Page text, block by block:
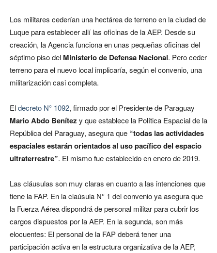
Los militares cederían una hectárea de terreno en la ciudad de
Luque para establecer allí las oficinas de la AEP. Desde su
creación, la Agencia funciona en unas pequeñas oficinas del
séptimo piso del Ministerio de Defensa Nacional. Pero ceder
terreno para el nuevo local implicaría, según el convenio, una
militarización casi completa.
Eldecreto N° 1092, firmado por el Presidente de Paraguay
Mario Abdo Benítez y que establece la Política Espacial de la
República del Paraguay, asegura que “todas las actividades
espaciales estarán orientados al uso pacífico del espacio
ultraterrestre”. El mismo fue establecido en enero de 2019.
Las cláusulas son muy claras en cuanto a las intenciones que
tiene la FAP. En la claúsula N° 1 del convenio ya asegura que
la Fuerza Aérea dispondrá de personal militar para cubrir los
cargos dispuestos por la AEP. En la segunda, son más
elocuentes: El personal de la FAP deberá tener una
participación activa en la estructura organizativa de la AEP,